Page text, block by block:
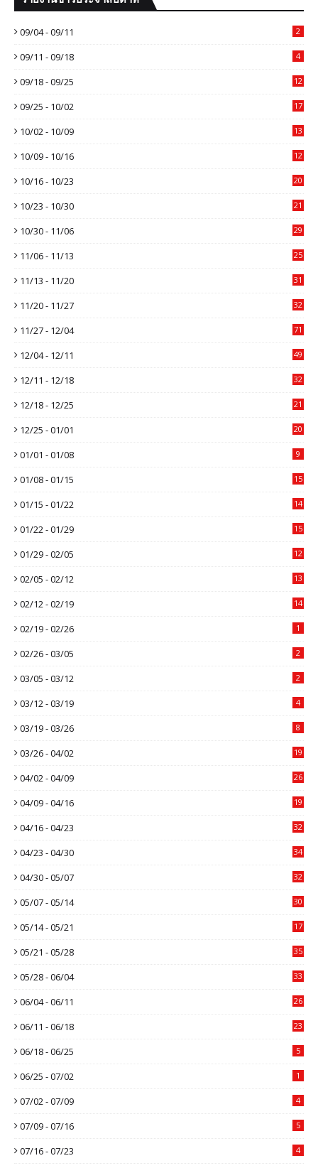
09/04 - 09/11 2
09/11 - 09/18 4
09/18 - 09/25 12
09/25 - 10/02 17
10/02 - 10/09 13
10/09 - 10/16 12
10/16 - 10/23 20
10/23 - 10/30 21
10/30 - 11/06 29
11/06 - 11/13 25
11/13 - 11/20 31
11/20 - 11/27 32
11/27 - 12/04 71
12/04 - 12/11 49
12/11 - 12/18 32
12/18 - 12/25 21
12/25 - 01/01 20
01/01 - 01/08 9
01/08 - 01/15 15
01/15 - 01/22 14
01/22 - 01/29 15
01/29 - 02/05 12
02/05 - 02/12 13
02/12 - 02/19 14
02/19 - 02/26 1
02/26 - 03/05 2
03/05 - 03/12 2
03/12 - 03/19 4
03/19 - 03/26 8
03/26 - 04/02 19
04/02 - 04/09 26
04/09 - 04/16 19
04/16 - 04/23 32
04/23 - 04/30 34
04/30 - 05/07 32
05/07 - 05/14 30
05/14 - 05/21 17
05/21 - 05/28 35
05/28 - 06/04 33
06/04 - 06/11 26
06/11 - 06/18 23
06/18 - 06/25 5
06/25 - 07/02 1
07/02 - 07/09 4
07/09 - 07/16 5
07/16 - 07/23 4